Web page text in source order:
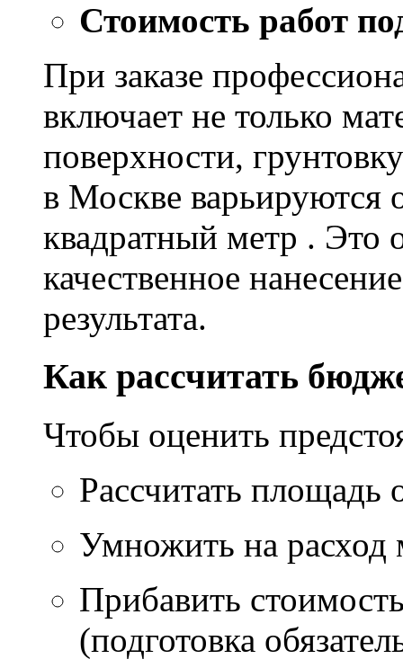
Стоимость работ
При заказе
включает не только
поверхности,
в Москве варьируются
квадратный метр . Это
качественное
результата.
Как рассчитать
Чтобы оценить
Рассчитать площадь
Умножить на расход
Прибавить
(подготовка